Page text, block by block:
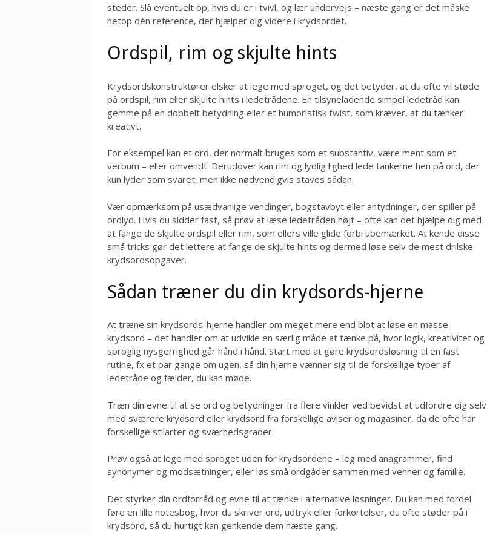
steder. Slå eventuelt op, hvis du er i tvivl, og lær undervejs – næste gang er det måske
netop dén reference, der hjælper dig videre i krydsordet.
Ordspil, rim og skjulte hints
Krydsordskonstruktører elsker at lege med sproget, og det betyder, at du ofte vil støde
på ordspil, rim eller skjulte hints i ledetrådene. En tilsyneladende simpel ledetråd kan
gemme på en dobbelt betydning eller et humoristisk twist, som kræver, at du tænker
kreativt.
For eksempel kan et ord, der normalt bruges som et substantiv, være ment som et
verbum – eller omvendt. Derudover kan rim og lydlig lighed lede tankerne hen på ord, der
kun lyder som svaret, men ikke nødvendigvis staves sådan.
Vær opmærksom på usædvanlige vendinger, bogstavbyt eller antydninger, der spiller på
ordlyd. Hvis du sidder fast, så prøv at læse ledetråden højt – ofte kan det hjælpe dig med
at fange de skjulte ordspil eller rim, som ellers ville glide forbi ubemærket. At kende disse
små tricks gør det lettere at fange de skjulte hints og dermed løse selv de mest drilske
krydsordsopgaver.
Sådan træner du din krydsords-hjerne
At træne sin krydsords-hjerne handler om meget mere end blot at løse en masse
krydsord – det handler om at udvikle en særlig måde at tænke på, hvor logik, kreativitet og
sproglig nysgerrighed går hånd i hånd. Start med at gøre krydsordsløsning til en fast
rutine, fx et par gange om ugen, så din hjerne vænner sig til de forskellige typer af
ledetråde og fælder, du kan møde.
Træn din evne til at se ord og betydninger fra flere vinkler ved bevidst at udfordre dig selv
med sværere krydsord eller krydsord fra forskellige aviser og magasiner, da de ofte har
forskellige stilarter og sværhedsgrader.
Prøv også at lege med sproget uden for krydsordene – leg med anagrammer, find
synonymer og modsætninger, eller løs små ordgåder sammen med venner og familie.
Det styrker din ordforråd og evne til at tænke i alternative løsninger. Du kan med fordel
føre en lille notesbog, hvor du skriver ord, udtryk eller forkortelser, du ofte støder på i
krydsord, så du hurtigt kan genkende dem næste gang.